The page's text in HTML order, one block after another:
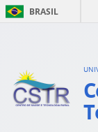
BRASIL